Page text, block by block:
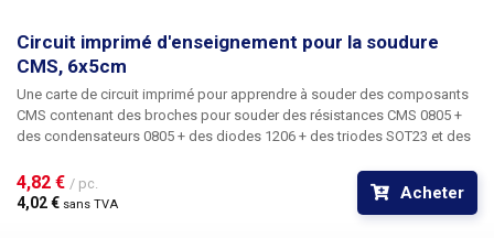
Circuit imprimé d'enseignement pour la soudure
CMS, 6x5cm
Une carte de circuit imprimé pour apprendre à souder des composants
CMS contenant des broches pour souder des résistances CMS 0805 +
des condensateurs 0805 + des diodes 1206 + des triodes SOT23 et des
percé et contient un masque vert avec des étiquettes imprimées.
Particulièrement adapté aux écoles d'application et aux centres de
4,82 € / pc.
4,02 € sans TVA
Acheter